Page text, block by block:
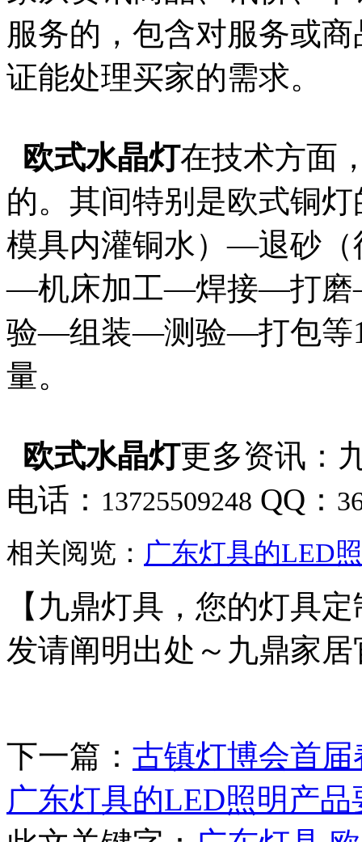
服务的，包含对服务或
证能处理买家的需求。
欧式水晶灯在技术方面
的。其间特别是欧式铜
模具内灌铜水）—退砂（
—机床加工—焊接—打
验—组装—测验—打包等
量。
欧式水晶灯更多资讯：
电话： 13725509248 QQ：
相关阅览： 广东灯具的LED
【九鼎灯具，您的灯具
发请阐明出处～九鼎家居
下一篇： 古镇灯博会首
广东灯具的LED照明产